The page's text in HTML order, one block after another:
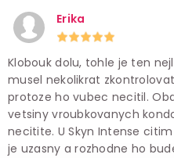
Erika
Klobouk dolu, tohle je ten
musel nekolikrat
protoze ho vubec necitil.
vetsiny vroubkovanych
necitite. U Skyn Intense
je uzasny a rozhodne ho